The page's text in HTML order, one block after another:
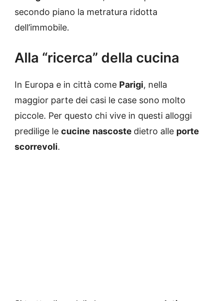
secondo piano la metratura ridotta
dell’immobile.
Alla “ricerca” della cucina
In Europa e in città come Parigi, nella
maggior parte dei casi le case sono molto
piccole. Per questo chi vive in questi alloggi
predilige le cucine nascoste dietro alle porte
scorrevoli.